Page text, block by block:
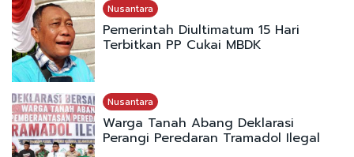
Nusantara
Pemerintah Diultimatum 15 Hari
Terbitkan PP Cukai MBDK
Nusantara
Warga Tanah Abang Deklarasi
Perangi Peredaran Tramadol Ilegal